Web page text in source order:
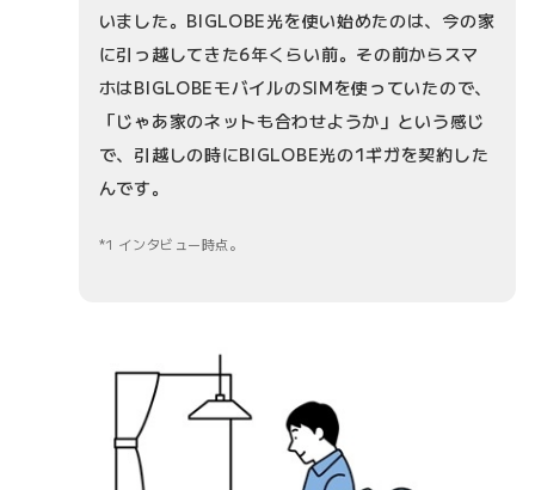
いました。BIGLOBE光を使い始めたのは、今の家
に引っ越してきた6年くらい前。その前からスマ
ホはBIGLOBEモバイルのSIMを使っていたので、
「じゃあ家のネットも合わせようか」という感じ
で、引越しの時にBIGLOBE光の1ギガを契約した
んです。
1 インタビュー時点。